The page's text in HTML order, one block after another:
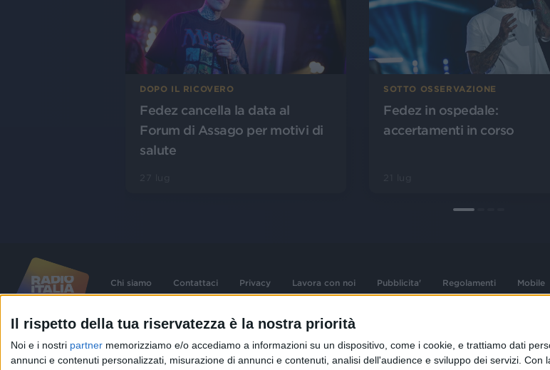
Il rispetto della tua riservatezza è la nostra priorità
Noi e i nostri partner memorizziamo e/o accediamo a informazioni su un dispositivo, come i cookie, e trattiamo dati
annunci e contenuti personalizzati, misurazione di annunci e contenuti, analisi dell'audience e sviluppo dei servizi. Con
DOPO IL RICOVERO
Fedez cancella la data al
Forum di Assago per motivi di
salute
SOTTO OSSERVAZIONE
Fedez in ospedale:
accertamenti in corso
Chi siamo Contattaci Privacy Lavora con noi Pubblicita' Regolamenti Mobile
contenute nel sito sono stati assolti gli obblighi derivanti dalla normativa dei diritti d'autore e dei diritti
02 25444220